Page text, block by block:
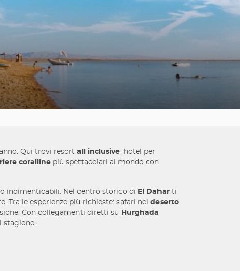
Qui trovi resort all inclusive, hotel per
coralline più spettacolari al mondo con
indimenticabili. Nel centro storico di El Dahar ti
le esperienze più richieste: safari nel deserto
Con collegamenti diretti su Hurghada
stagione.